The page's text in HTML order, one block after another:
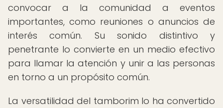
convocar a la comunidad a eventos
importantes, como reuniones o anuncios de
interés común. Su sonido distintivo y
penetrante lo convierte en un medio efectivo
para llamar la atención y unir a las personas
en torno a un propósito común.
La versatilidad del tamborim lo ha convertido